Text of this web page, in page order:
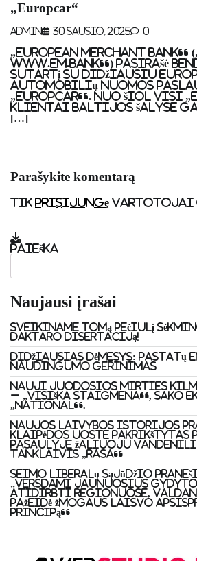
„Europcar“
Admin 30 Sausio, 2025 0
„European Merchant Bank“
www.em.bank“) pasirašė
sutartį su didžiausiu
automobilių nuomos
„Europcar“. Nuo šiol visi
klientai Baltijos šalyse
[…]
Parašykite komentarą
Tik prisijungę vartotojai
Paieška
Naujausi įrašai
Sveikiname Tomą Pečiulį
daktaro disertaciją!
Didžiausias dėmesys: pastatų
naudingumo gerinimas
Nauji juodosios mirties
– „visiška staigmena“, sako
„National“.
Naujos laivybos istorijos
Klaipėdos uoste pakrikštytas
pasaulyje žaliuoju
tanklaivis „Rasa“
Seimo Liberalų sąjūdžio
„Versdami jaunuosius
atidirbti regionuose,
pažeidė žmogaus laisvo
principą“